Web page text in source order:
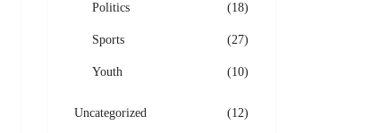
Politics (18)
Sports (27)
Youth (10)
Uncategorized (12)